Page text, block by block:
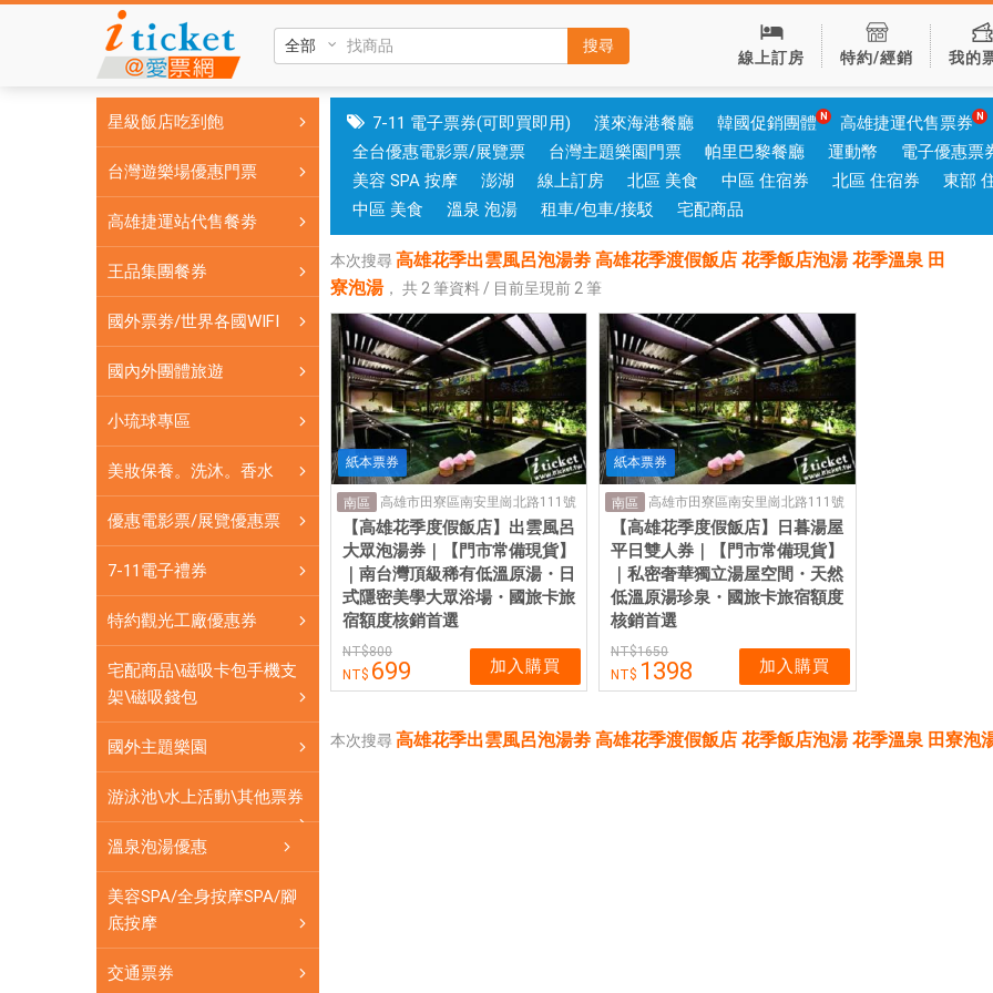
季
風
呂
泡
高
雄
季
假
飯
店
花
店
泡
湯
泉
田
寮
湯|
愛
網
搜尋
線上訂房 特約/經銷 我的
星級飯店吃到飽
台灣遊樂場優惠門票
高雄捷運站代售餐劵
王品集團餐券
國外票劵/世界各國WIFI
國內外團體旅遊
小琉球專區
美妝保養。洗沐。香水
優惠電影票/展覽優惠票
7-11電子禮券
特約觀光工廠優惠券
宅配商品\磁吸卡包手機支
架\磁吸錢包
國外主題樂園
游泳池\水上活動\其他票券
溫泉泡湯優惠
美容SPA/全身按摩SPA/腳
底按摩
交通票券
7-11 電子票券(可即買即用) 漢來海港餐廳 韓國促銷團體 高雄捷運代售票券
全台優惠電影票/展覽票
台灣主題樂園門票 帕里巴黎餐廳 運動幣 電子優惠票
美容 SPA 按摩
澎湖 線上訂房 北區 美食 中區 住宿券 北區 住宿券 東部
中區 美食
溫泉 泡湯 租車/包車/接駁 宅配商品
本次搜尋 高雄花季出雲風呂泡湯劵 高雄花季渡假飯店 花季飯店泡湯 花季溫泉 田
寮泡湯， 共 2 筆資料 / 目前呈現前 2 筆
紙本票券
南區 高雄市田寮區南安里崗北路111號
【高雄花季度假飯店】出雲風呂
大眾泡湯券｜【門市常備現貨】
｜南台灣頂級稀有低溫原湯・日
式隱密美學大眾浴場・國旅卡旅
宿額度核銷首選
800
699 加入購買
紙本票券
南區 高雄市田寮區南安里崗北路111號
【高雄花季度假飯店】日暮湯屋
平日雙人券｜【門市常備現貨】
｜私密奢華獨立湯屋空間・天然
低溫原湯珍泉・國旅卡旅宿額度
核銷首選
1650
1398 加入購買
本次搜尋 高雄花季出雲風呂泡湯劵 高雄花季渡假飯店 花季飯店泡湯 花季溫泉 田寮泡